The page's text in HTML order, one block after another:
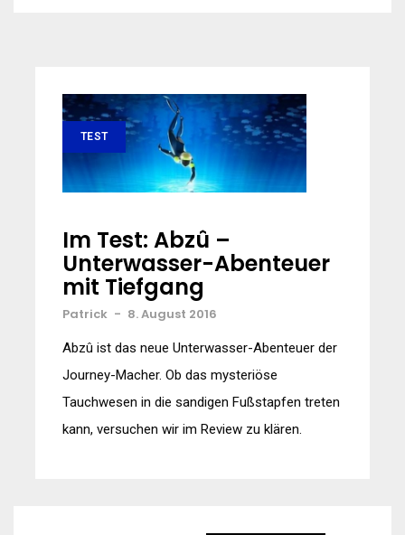
TEST
Im Test: Abzû –
Unterwasser-Abenteuer
mit Tiefgang
Patrick - 8. August 2016
Abzû ist das neue Unterwasser-Abenteuer der
Journey-Macher. Ob das mysteriöse
Tauchwesen in die sandigen Fußstapfen treten
kann, versuchen wir im Review zu klären.